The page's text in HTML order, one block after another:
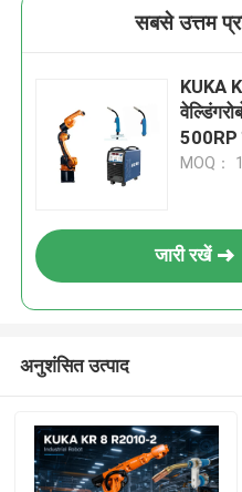
सबसे उत्तम
KUKA
500RP
MOQ： 1
जारी रखें
अनुशंसित उत्पाद